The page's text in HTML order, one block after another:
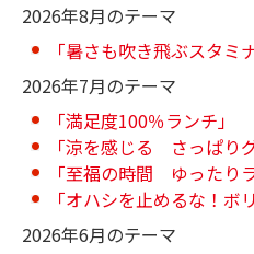
2026年8月のテーマ
「暑さも吹き飛ぶスタミ
2026年7月のテーマ
「満足度100％ランチ」
「涼を感じる さっぱり
「至福の時間 ゆったり
「オハシを止めるな！ボ
2026年6月のテーマ